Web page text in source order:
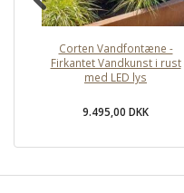
Corten Vandfontæne -
Firkantet Vandkunst i rust
med LED lys
9.495,00 DKK